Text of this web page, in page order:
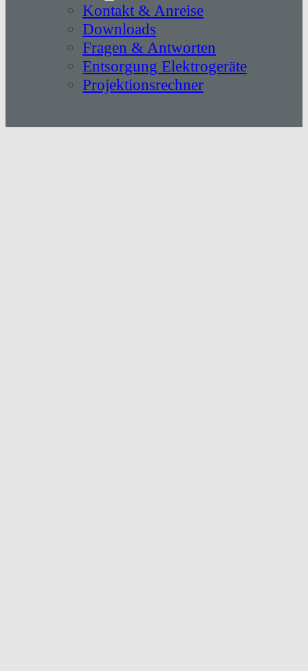
Kontakt & Anreise
Downloads
Fragen & Antworten
Entsorgung Elektrogeräte
Projektionsrechner